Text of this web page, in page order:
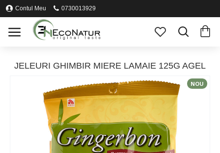
Contul Meu 0730013929
JELEURI GHIMBIR MIERE LAMAIE 125G AGEL
NOU